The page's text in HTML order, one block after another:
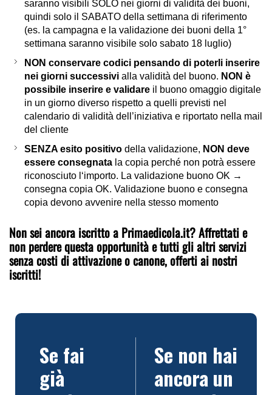
saranno visibili SOLO nei giorni di validità dei buoni,
quindi solo il SABATO della settimana di riferimento
(es. la campagna e la validazione dei buoni della 1°
settimana saranno visibile solo sabato 18 luglio)
NON conservare codici pensando di poterli inserire
nei giorni successivi alla validità del buono. NON è
possibile inserire e validare il buono omaggio digitale
in un giorno diverso rispetto a quelli previsti nel
calendario di validità dell’iniziativa e riportato nella mail
del cliente
SENZA esito positivo della validazione, NON deve
essere consegnata la copia perché non potrà essere
riconosciuto l‘importo. La validazione buono OK →
consegna copia OK. Validazione buono e consegna
copia devono avvenire nella stesso momento
Non sei ancora iscritto a Primaedicola.it? Affrettati e
non perdere questa opportunità e tutti gli altri servizi
senza costi di attivazione o canone, offerti ai nostri
iscritti!
Se fai
già
Se non hai
ancora un